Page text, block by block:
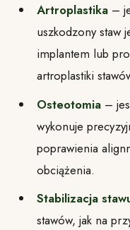
Artroplastika–
uszkodzony staw
implantem lub
artroplastiki
Osteotomia–
wykonuje
poprawienia
obciążenia.
Stabilizacja
stawów, jak na